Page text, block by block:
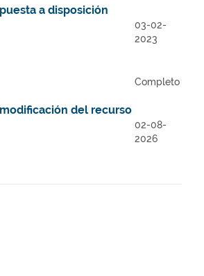
a disposición
03-02-
2023
Completo
del recurso
02-08-
2026